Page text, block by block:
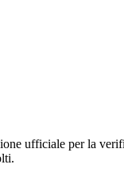
ufficiale per la